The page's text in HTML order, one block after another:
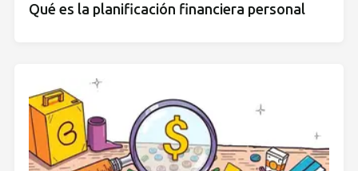
Qué es la planificación financiera personal